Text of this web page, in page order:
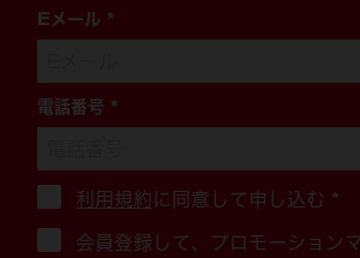
Eメール *
電話番号 *
利用規約に同意して申し込む *
会員登録して、プロモーション